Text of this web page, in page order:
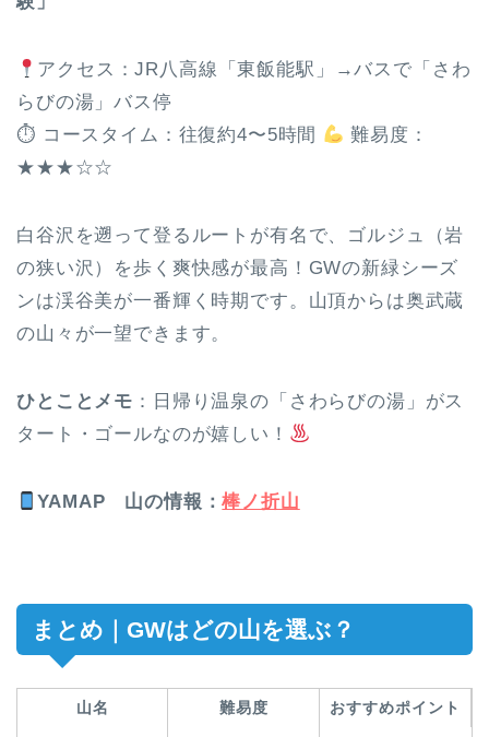
アクセス：JR八高線「東飯能駅」→バスで「さわ
らびの湯」バス停
⏱ コースタイム：往復約4〜5時間
難易度：
★★★☆☆
白谷沢を遡って登るルートが有名で、ゴルジュ（岩
の狭い沢）を歩く爽快感が最高！GWの新緑シーズ
ンは渓谷美が一番輝く時期です。山頂からは奥武蔵
の山々が一望できます。
ひとことメモ ：日帰り温泉の「さわらびの湯」がス
タート・ゴールなのが嬉しい！
YAMAP 山の情報 ：棒ノ折山
まとめ｜GWはどの山を選ぶ？
山名 難易度 おすすめポイント